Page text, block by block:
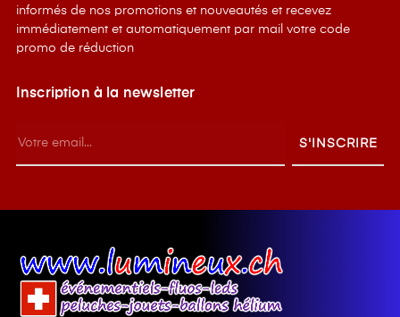
informés de nos promotions et nouveautés et recevez
immédiatement et automatiquement par mail votre code
promo de réduction
Inscription à la newsletter
S'INSCRIRE